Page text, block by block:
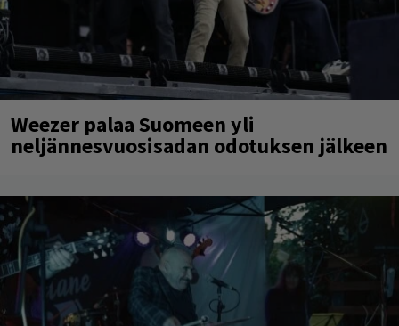
Weezer palaa Suomeen yli
neljännesvuosisadan odotuksen jälkeen